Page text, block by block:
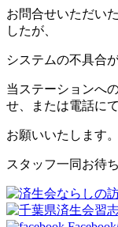
お問合せいただい
したが、
システムの不具合
当ステーションへ
せ、または電話にて
お願いいたします。
スタッフ一同お待